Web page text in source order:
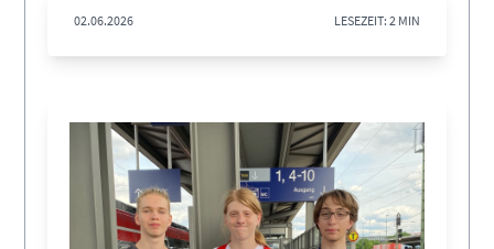
02.06.2026 LESEZEIT: 2 MIN